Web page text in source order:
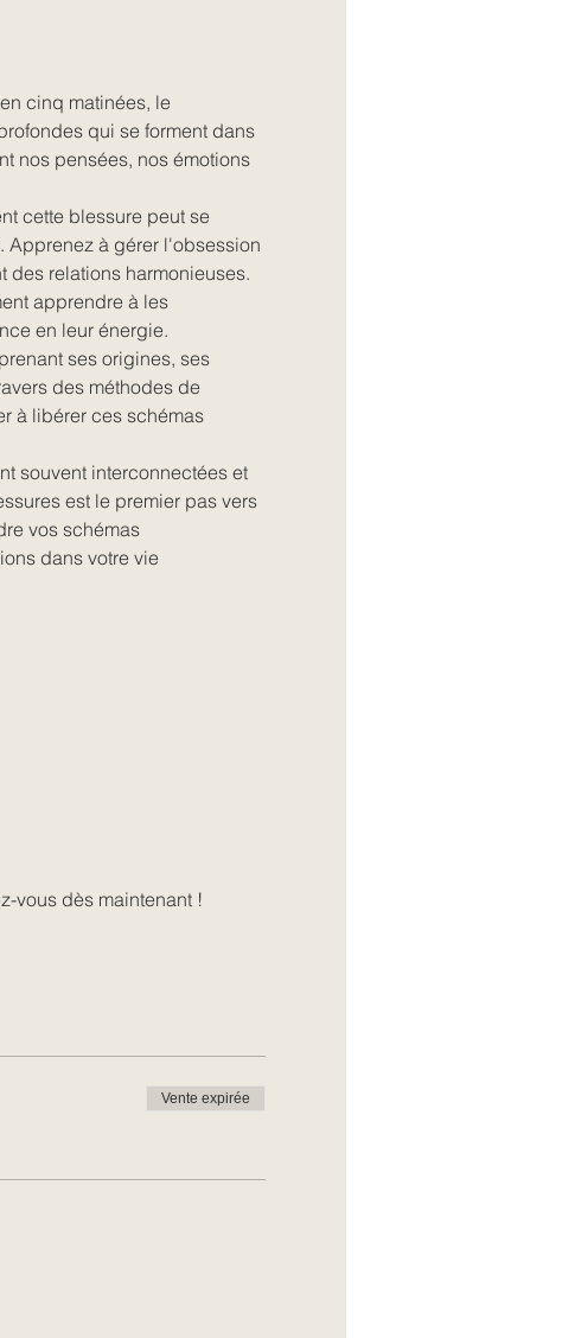
cinq matinées, le
qui se forment dans
nos pensées, nos émotions
cette blessure peut se
Apprenez à gérer l'obsession
des relations harmonieuses.
apprendre à les
en leur énergie.
ses origines, ses
des méthodes de
à libérer ces schémas
souvent interconnectées et
est le premier pas vers
vos schémas
dans votre vie
vous dès maintenant !
Vente expirée